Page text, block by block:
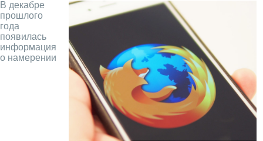
В декабре
прошлого
года
появилась
информация
о намерении